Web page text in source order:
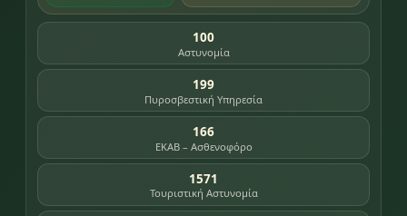
100
Αστυνομία
199
Πυροσβεστική Υπηρεσία
166
ΕΚΑΒ – Ασθενοφόρο
1571
Τουριστική Αστυνομία